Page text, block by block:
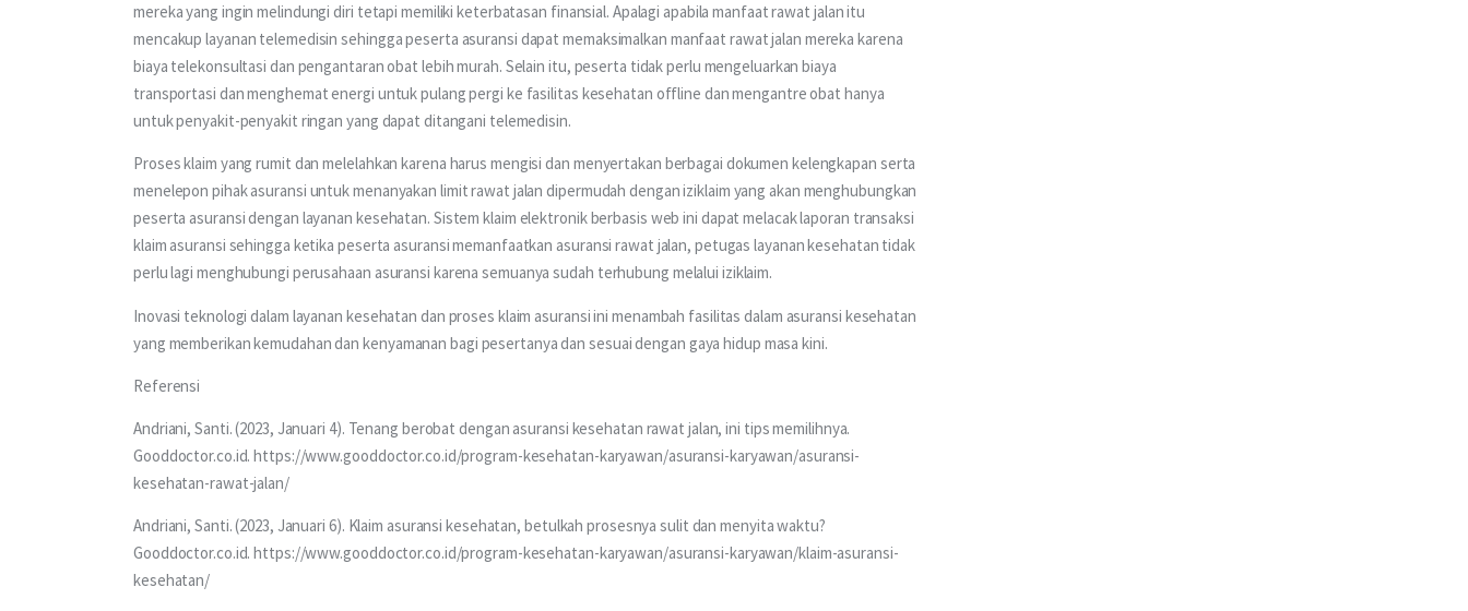
mereka yang ingin melindungi diri tetapi memiliki keterbatasan finansial. Apalagi apabila manfaat rawat jalan itu
mencakup layanan telemedisin sehingga peserta asuransi dapat memaksimalkan manfaat rawat jalan mereka karena
biaya telekonsultasi dan pengantaran obat lebih murah. Selain itu, peserta tidak perlu mengeluarkan biaya
transportasi dan menghemat energi untuk pulang pergi ke fasilitas kesehatan offline dan mengantre obat hanya
untuk penyakit-penyakit ringan yang dapat ditangani telemedisin.
Proses klaim yang rumit dan melelahkan karena harus mengisi dan menyertakan berbagai dokumen kelengkapan serta
menelepon pihak asuransi untuk menanyakan limit rawat jalan dipermudah dengan iziklaim yang akan menghubungkan
peserta asuransi dengan layanan kesehatan. Sistem klaim elektronik berbasis web ini dapat melacak laporan transaksi
klaim asuransi sehingga ketika peserta asuransi memanfaatkan asuransi rawat jalan, petugas layanan kesehatan tidak
perlu lagi menghubungi perusahaan asuransi karena semuanya sudah terhubung melalui iziklaim.
Inovasi teknologi dalam layanan kesehatan dan proses klaim asuransi ini menambah fasilitas dalam asuransi kesehatan
yang memberikan kemudahan dan kenyamanan bagi pesertanya dan sesuai dengan gaya hidup masa kini.
Referensi
Andriani, Santi. (2023, Januari 4). Tenang berobat dengan asuransi kesehatan rawat jalan, ini tips memilihnya.
Gooddoctor.co.id. https://www.gooddoctor.co.id/program-kesehatan-karyawan/asuransi-karyawan/asuransi-
kesehatan-rawat-jalan/
Andriani, Santi. (2023, Januari 6). Klaim asuransi kesehatan, betulkah prosesnya sulit dan menyita waktu?
Gooddoctor.co.id. https://www.gooddoctor.co.id/program-kesehatan-karyawan/asuransi-karyawan/klaim-asuransi-
kesehatan/